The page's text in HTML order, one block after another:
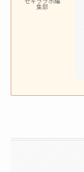
集部